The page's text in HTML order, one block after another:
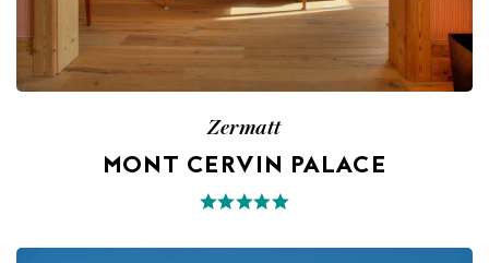
Zermatt
MONT CERVIN PALACE